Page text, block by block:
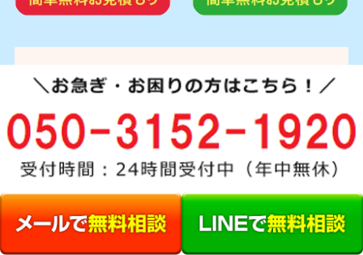
メール、LINEは24時間受付中！
写真でのお見積り も受け付けており
ます。
仙台市の畳の表替え・クリー